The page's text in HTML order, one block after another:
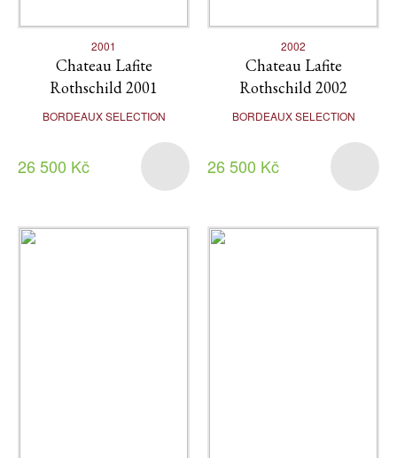
2001
Chateau Lafite
Rothschild 2001
BORDEAUX SELECTION
26 500 Kč
2002
Chateau Lafite
Rothschild 2002
BORDEAUX SELECTION
26 500 Kč